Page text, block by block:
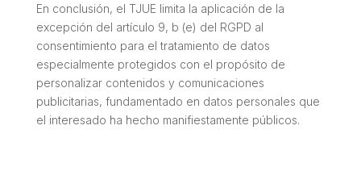
En conclusión, el TJUE limita la aplicación de la
excepción del artículo 9, b (e) del RGPD al
consentimiento para el tratamiento de datos
especialmente protegidos con el propósito de
personalizar contenidos y comunicaciones
publicitarias, fundamentado en datos personales que
el interesado ha hecho manifiestamente públicos.